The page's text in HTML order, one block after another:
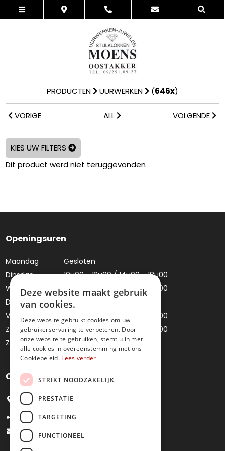
PRODUCTEN UURWERKEN (646x)
VORIGE ALL VOLGENDE
KIES UW FILTERS
Dit product werd niet teruggevonden
Openingsuren
Maandag
Gesloten
Dinsdag
10u00 - 12u00 / 14u00 - 18u00
Woensdag
10u00 - 12u00 / 14u00 - 18u00
Donderdag
Gesloten
Vrijdag
10u00 - 12u00 / 14u00 - 18u00
Zaterdag
10u00 - 12u00 / 14u00 - 18u00
Zondag
Gesloten
Contacteer ons
Bredestraat 4, 9041 Oostakker
+32 9 251 09 27
info@juweliermoens.be
Deze website maakt gebruik
van cookies.
Deze website gebruikt cookies om uw
gebruikerservaring te verbeteren. Door
onze website te gebruiken, stemt u in met
alle cookies in overeenstemming met ons
Cookiebeleid. Lees verder
STRIKT NOODZAKELIJK
PRESTATIE
TARGETING
FUNCTIONEEL